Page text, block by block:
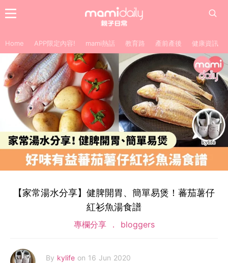
Home APP限定內容! mami熱話 教育路 產前產後 健康資訊
【家常湯水分享】健脾開胃、簡單易煲！蕃茄薯仔
紅衫魚湯食譜
專欄分享 bloggers
By kylife on 16 Jun 2020